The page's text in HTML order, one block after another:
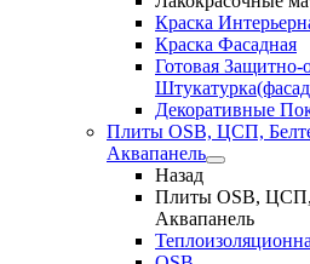
Краска
Краска Фасадная
Готовая Защитно-
Декоративные
Плиты OSB, ЦСП,
Аквапанель
Назад
Плиты OSB,
Аквапанель